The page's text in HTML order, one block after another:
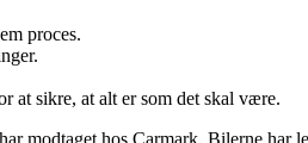
proces.
at sikre, at alt er som det skal være.
modtaget hos Carmark. Bilerne